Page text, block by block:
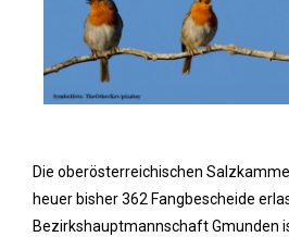
Die oberösterreichischen
heuer bisher 362 Fangbescheide
Bezirkshauptmannschaft Gmunden